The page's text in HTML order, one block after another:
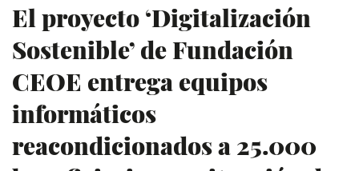
El proyecto ‘Digitalización
Sostenible’ de Fundación
CEOE entrega equipos
informáticos
reacondicionados a 25.000